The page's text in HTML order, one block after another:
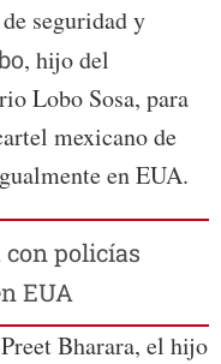
seguridad y
, hijo del
Lobo Sosa, para
mexicano de
en EUA.
con policías
EUA
Bharara, el hijo